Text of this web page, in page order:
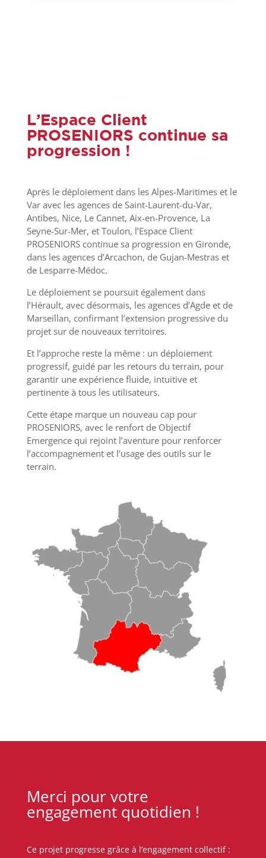
L’Espace Client
PROSENIORS continue sa
progression !
Après le déploiement dans les Alpes-Maritimes et le
Var avec les agences de Saint-Laurent-du-Var,
Antibes, Nice, Le Cannet, Aix-en-Provence, La
Seyne-Sur-Mer, et Toulon, l’Espace Client
PROSENIORS continue sa progression en Gironde,
dans les agences d’Arcachon, de Gujan-Mestras et
de Lesparre-Médoc.
Le déploiement se poursuit également dans
l’Hérault, avec désormais, les agences d’Agde et de
Marseillan, confirmant l’extension progressive du
projet sur de nouveaux territoires.
Et l’approche reste la même : un déploiement
progressif, guidé par les retours du terrain, pour
garantir une expérience fluide, intuitive et
pertinente à tous les utilisateurs.
Cette étape marque un nouveau cap pour
PROSENIORS, avec le renfort de Objectif
Emergence qui rejoint l’aventure pour renforcer
l’accompagnement et l’usage des outils sur le
terrain.
Merci pour votre
engagement quotidien !
Ce projet progresse grâce à l’engagement collectif :